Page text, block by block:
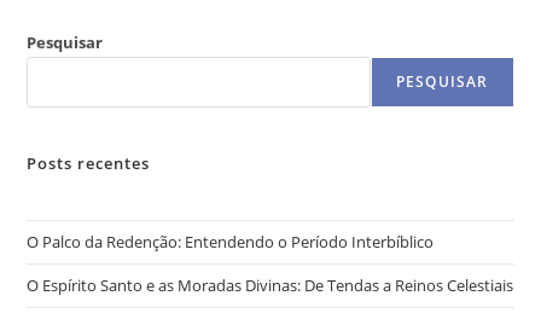
Pesquisar
PESQUISAR
Posts recentes
O Palco da Redenção: Entendendo o Período Interbíblico
O Espírito Santo e as Moradas Divinas: De Tendas a Reinos Celestiais